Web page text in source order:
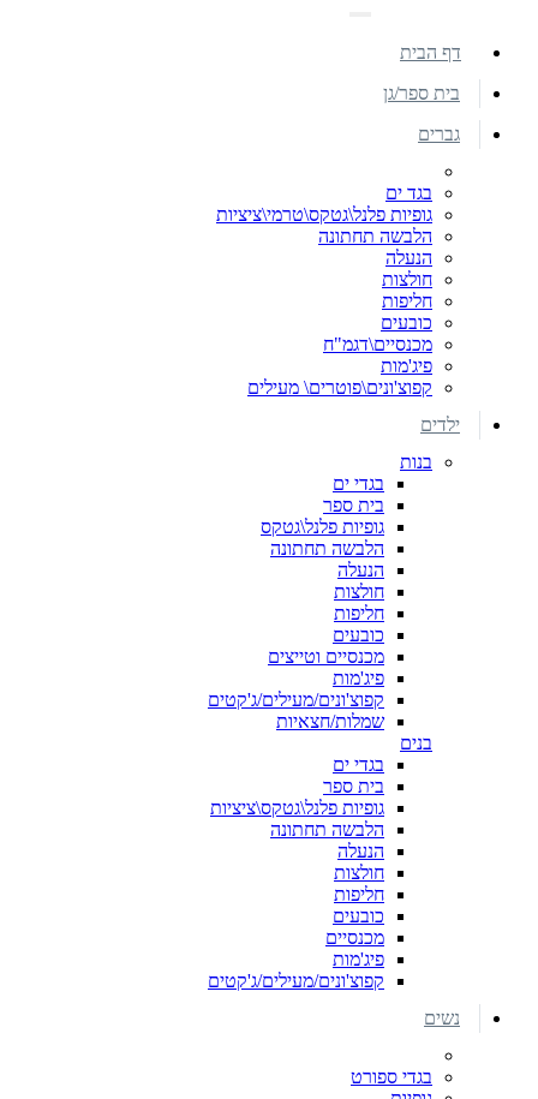
דף הבית
בית ספר/גן
גברים
בגד ים
גופיות פלנל\גטקס\טרמי\ציציות
הלבשה תחתונה
הנעלה
חולצות
חליפות
כובעים
מכנסיים\דגמ"ח
פיג'מות
קפוצ'ונים\פוטרים\ מעילים
ילדים
בנות
בגדי ים
בית ספר
גופיות פלנל\גטקס
הלבשה תחתונה
הנעלה
חולצות
חליפות
כובעים
מכנסיים וטייצים
פיג'מות
קפוצ'ונים/מעילים/ג'קטים
שמלות/חצאיות
בנים
בגדי ים
בית ספר
גופיות פלנל\גטקס\ציציות
הלבשה תחתונה
הנעלה
חולצות
חליפות
כובעים
מכנסיים
פיג'מות
קפוצ'ונים/מעילים/ג'קטים
נשים
בגדי ספורט